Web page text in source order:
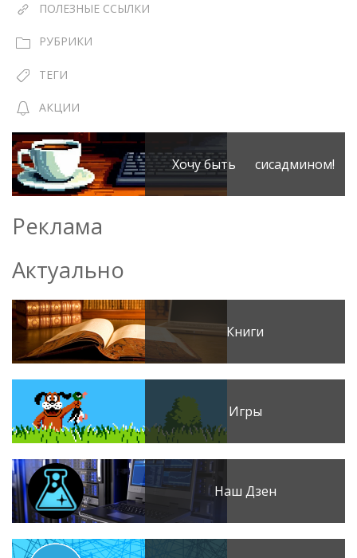
ПОЛЕЗНЫЕ ССЫЛКИ
РУБРИКИ
ТЕГИ
АКЦИИ
Хочу быть сисадмином!
Реклама
Актуально
Книги
Игры
Наш Дзен